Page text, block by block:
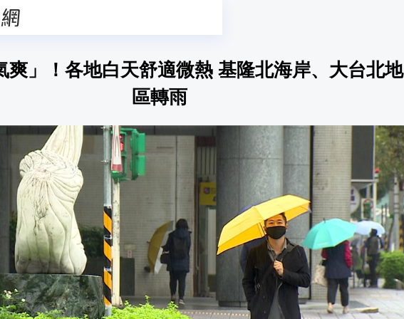
爽」！各地白天舒適微熱 基隆北海岸、大台北地
區轉雨